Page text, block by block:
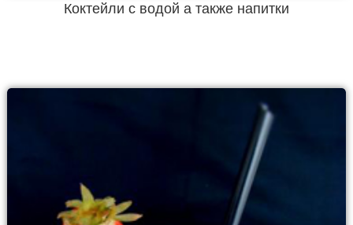
Коктейли с водой а также напитки